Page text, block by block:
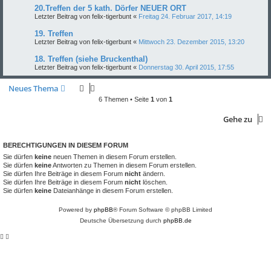
20.Treffen der 5 kath. Dörfer NEUER ORT
Letzter Beitrag von felix-tigerbunt « Freitag 24. Februar 2017, 14:19
19. Treffen
Letzter Beitrag von felix-tigerbunt « Mittwoch 23. Dezember 2015, 13:20
18. Treffen (siehe Bruckenthal)
Letzter Beitrag von felix-tigerbunt « Donnerstag 30. April 2015, 17:55
Neues Thema
6 Themen • Seite 1 von 1
Gehe zu
BERECHTIGUNGEN IN DIESEM FORUM
Sie dürfen keine neuen Themen in diesem Forum erstellen.
Sie dürfen keineAntworten zu Themen in diesem Forum erstellen.
Sie dürfen Ihre Beiträge in diesem Forum nicht ändern.
Sie dürfen Ihre Beiträge in diesem Forum nicht löschen.
Sie dürfen keine Dateianhänge in diesem Forum erstellen.
Powered by phpBB® Forum Software © phpBB Limited
Deutsche Übersetzung durch phpBB.de